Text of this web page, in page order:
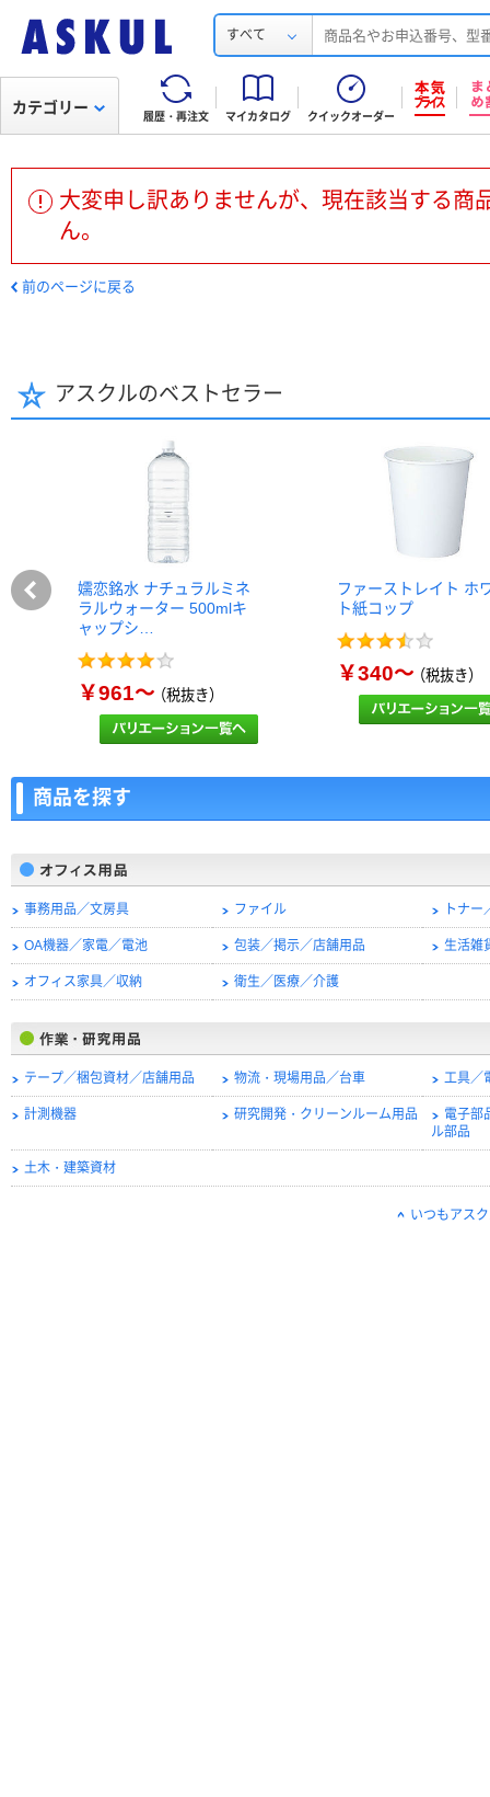
すべて
履歴・再注文 マイカタログ クイックオーダー
カテゴリー
大変申し訳ありませんが、現在該当する商
ん。
前のページに戻る
アスクルのベストセラー
嬬恋銘水 ナチュラルミネ
ラルウォーター 500mlキ
ャップシ…
￥961～（税抜き）
ファーストレイト ホ
ト紙コップ
￥340～（税抜き）
商品を探す
事務用品／文房具 ファイル トナ
OA機器／家電／電池 包装／掲示／店舗用品 生活雑
オフィス家具／収納 衛生／医療／介護
テープ／梱包資材／店舗用品 物流・現場用品／台車 工具／
計測機器 研究開発・クリーンルーム用品
電子部
ル部品
土木・建築資材
いつもアス